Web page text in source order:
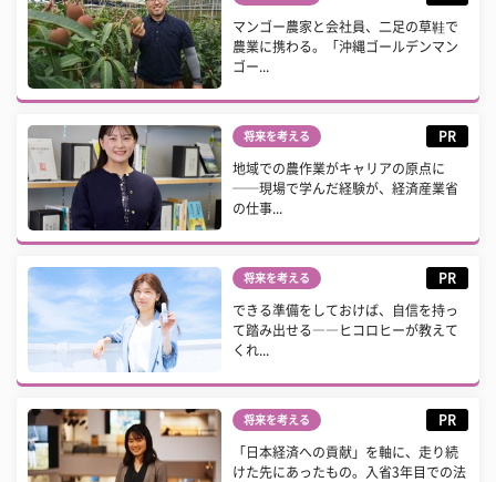
マンゴー農家と会社員、二足の草鞋で
農業に携わる。「沖縄ゴールデンマン
ゴー...
将来を考える PR
地域での農作業がキャリアの原点に
──現場で学んだ経験が、経済産業省
の仕事...
将来を考える PR
できる準備をしておけば、自信を持っ
て踏み出せる――ヒコロヒーが教えて
くれ...
将来を考える PR
「日本経済への貢献」を軸に、走り続
けた先にあったもの。入省3年目での法